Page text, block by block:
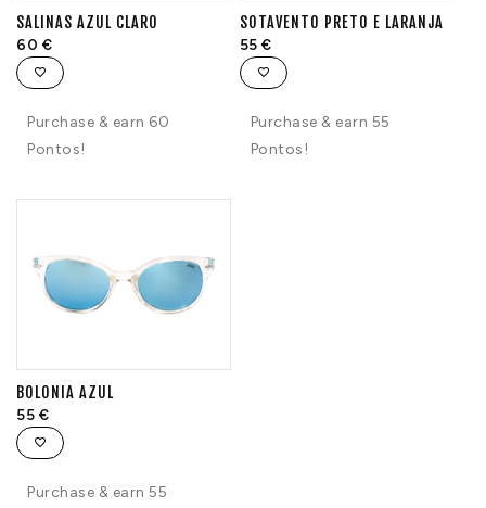
SALINAS AZUL CLARO
60 €
Purchase & earn 60
Pontos!
SOTAVENTO PRETO E LARANJA
55 €
Purchase & earn 55
Pontos!
BOLONIA AZUL
55 €
Purchase & earn 55